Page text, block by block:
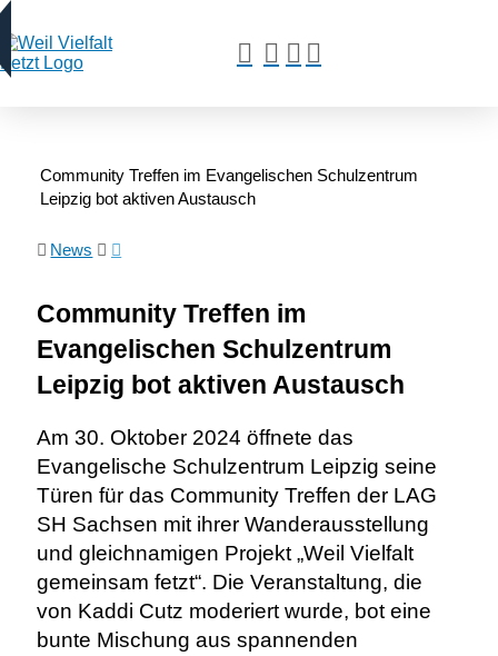
Community Treffen im Evangelischen Schulzentrum
Leipzig bot aktiven Austausch
News
Community Treffen im
Evangelischen Schulzentrum
Leipzig bot aktiven Austausch
Am 30. Oktober 2024 öffnete das
Evangelische Schulzentrum Leipzig seine
Türen für das Community Treffen der LAG
SH Sachsen mit ihrer Wanderausstellung
und gleichnamigen Projekt „Weil Vielfalt
gemeinsam fetzt“. Die Veranstaltung, die
von Kaddi Cutz moderiert wurde, bot eine
bunte Mischung aus spannenden